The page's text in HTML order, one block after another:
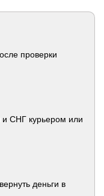
проверки
и СНГ курьером или
деньги в